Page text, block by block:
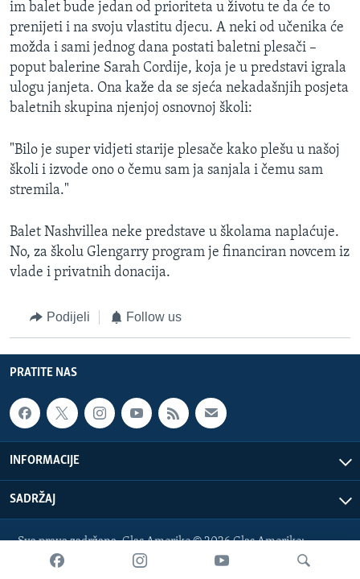
im balet bude jedan od prioriteta u životu te da će to
prenijeti i na svoju vlastitu djecu. A neki od učenika će
možda i sami jednog dana postati baletni plesači –
poput balerine Sarah Cordije, koja je u predstavi igrala
ulogu janjeta. Ona kaže da se sjeća nekadašnjih posjeta
baletnih skupina njenjoj osnovnoj školi:
"Bilo je super vidjeti starije plesače kako plešu u našoj
školi i izvode ono o čemu sam ja sanjala i čemu sam
stremila."
Balet Nashvillea neke predstave u školama naplaćuje.
No, za školu Glengarry program je financiran novcem iz
vlade i privatnih donacija.
Podijeli Follow us
PRATITE NAS
INFORMACIJE
SADRŽAJ
Sva prava zadržana. Glas Amerike © 2026 Glas Amerike:
bosnian-service@voanews.com